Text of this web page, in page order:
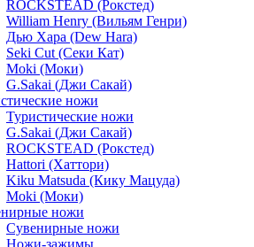
ROCKSTEAD (Рокстед)
William Henry (Вильям Генри)
Дью Хара (Dew Hara)
Seki Cut (Секи Кат)
Moki (Моки)
G.Sakai (Джи Сакай)
ножи
Туристические ножи
G.Sakai (Джи Сакай)
ROCKSTEAD (Рокстед)
Hattori (Хаттори)
Kiku Matsuda (Кику Мацуда)
Moki (Моки)
ножи
Сувенирные ножи
Ножи-зажимы